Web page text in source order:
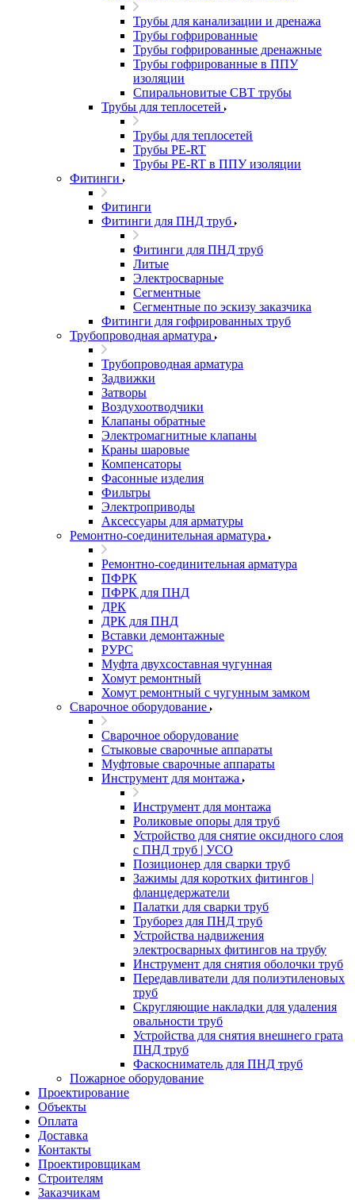
Трубы для канализации и дренажа
Трубы гофрированные
Трубы гофрированные дренажные
Трубы гофрированные в ППУ
изоляции
Спиральновитые СВТ трубы
Трубы для теплосетей
Трубы для теплосетей
Трубы PE-RT
Трубы PE-RT в ППУ изоляции
Фитинги
Фитинги
Фитинги для ПНД труб
Фитинги для ПНД труб
Литые
Электросварные
Сегментные
Сегментные по эскизу заказчика
Фитинги для гофрированных труб
Трубопроводная арматура
Трубопроводная арматура
Задвижки
Затворы
Воздухоотводчики
Клапаны обратные
Электромагнитные клапаны
Краны шаровые
Компенсаторы
Фасонные изделия
Фильтры
Электроприводы
Аксессуары для арматуры
Ремонтно-соединительная арматура
Ремонтно-соединительная арматура
ПФРК
ПФРК для ПНД
ДРК
ДРК для ПНД
Вставки демонтажные
РУРС
Муфта двухсоставная чугунная
Хомут ремонтный
Хомут ремонтный с чугунным замком
Сварочное оборудование
Сварочное оборудование
Стыковые сварочные аппараты
Муфтовые сварочные аппараты
Инструмент для монтажа
Инструмент для монтажа
Роликовые опоры для труб
Устройство для снятие оксидного слоя
с ПНД труб | УСО
Позиционер для сварки труб
Зажимы для коротких фитингов |
фланцедержатели
Палатки для сварки труб
Труборез для ПНД труб
Устройства надвижения
электросварных фитингов на трубу
Инструмент для снятия оболочки труб
Передавливатели для полиэтиленовых
труб
Скругляющие накладки для удаления
овальности труб
Устройства для снятия внешнего грата
ПНД труб
Фаскосниматель для ПНД труб
Пожарное оборудование
Проектирование
Объекты
Оплата
Доставка
Контакты
Проектировщикам
Строителям
Заказчикам